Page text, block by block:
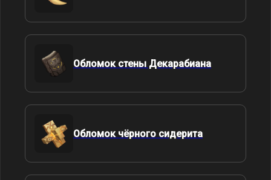
Обломок стены Декарабиана
Обломок чёрного сидерита